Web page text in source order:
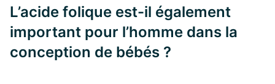
L’acide folique est-il également
important pour l’homme dans la
conception de bébés ?